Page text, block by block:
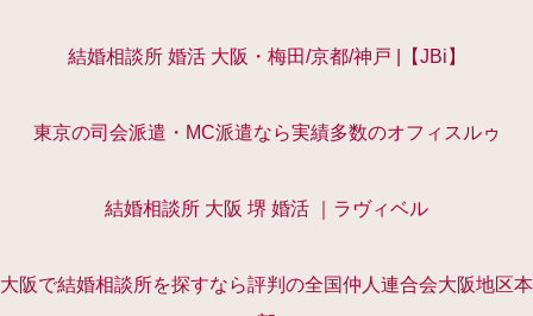
結婚相談所 婚活 大阪・梅田/京都/神戸 |【JBi】
東京の司会派遣・MC派遣なら実績多数のオフィスルゥ
結婚相談所 大阪 堺 婚活 ｜ラヴィベル
大阪で結婚相談所を探すなら評判の全国仲人連合会大阪地区本